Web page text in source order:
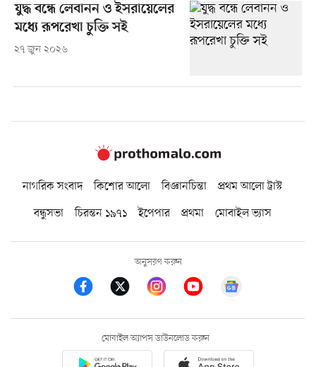
যুদ্ধ বন্ধে লেবানন ও ইসরায়েলের
মধ্যে রূপরেখা চুক্তি সই
২৭ জুন ২০২৬
নাগরিক সংবাদ কিশোর আলো বিজ্ঞানচিন্তা
প্রথম আলো ট্রাস্ট
বন্ধুসভা
চিরন্তন ১৯৭১ ইপেপার প্রথমা মোবাইল ভ্যাস
অনুসরণ করুন
মোবাইল অ্যাপস ডাউনলোড করুন